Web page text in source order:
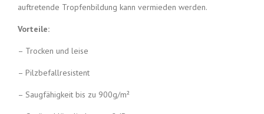
auftretende Tropfenbildung kann vermieden werden.
Vorteile:
– Trocken und leise
– Pilzbefallresistent
– Saugfähigkeit bis zu 900g/m²